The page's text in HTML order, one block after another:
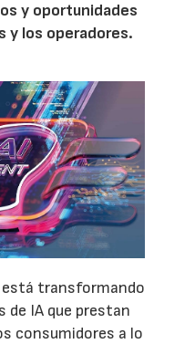
y oportunidades
y los operadores.
transformando
de IA que prestan
consumidores a lo